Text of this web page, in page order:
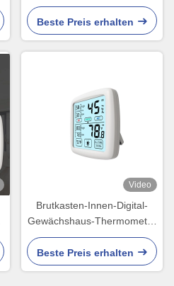
Temperatur-Feuchtigkeits-
Meterspur
Beste Preis erhalten
Video
Brutkasten-Innen-Digital-
Gewächshaus-Thermometer
im Freien und Hygrometer
kombiniert
Beste Preis erhalten